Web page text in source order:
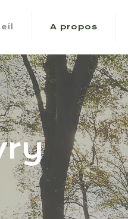
A propos